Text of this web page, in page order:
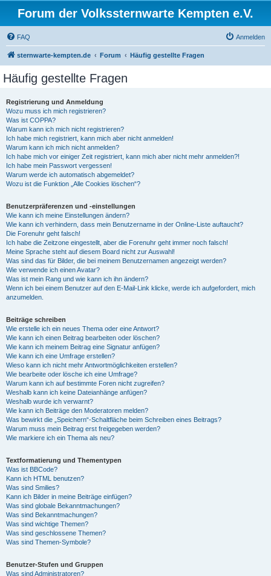
Forum der Volkssternwarte Kempten e.V.
FAQ Anmelden
sternwarte-kempten.de Forum Häufig gestellte Fragen
Häufig gestellte Fragen
Registrierung und Anmeldung
Wozu muss ich mich registrieren?
Was ist COPPA?
Warum kann ich mich nicht registrieren?
Ich habe mich registriert, kann mich aber nicht anmelden!
Warum kann ich mich nicht anmelden?
Ich habe mich vor einiger Zeit registriert, kann mich aber nicht mehr anmelden?!
Ich habe mein Passwort vergessen!
Warum werde ich automatisch abgemeldet?
Wozu ist die Funktion „Alle Cookies löschen“?
Benutzerpräferenzen und -einstellungen
Wie kann ich meine Einstellungen ändern?
Wie kann ich verhindern, dass mein Benutzername in der Online-Liste auftaucht?
Die Forenuhr geht falsch!
Ich habe die Zeitzone eingestellt, aber die Forenuhr geht immer noch falsch!
Meine Sprache steht auf diesem Board nicht zur Auswahl!
Was sind das für Bilder, die bei meinem Benutzernamen angezeigt werden?
Wie verwende ich einen Avatar?
Was ist mein Rang und wie kann ich ihn ändern?
Wenn ich bei einem Benutzer auf den E-Mail-Link klicke, werde ich aufgefordert, mich
anzumelden.
Beiträge schreiben
Wie erstelle ich ein neues Thema oder eine Antwort?
Wie kann ich einen Beitrag bearbeiten oder löschen?
Wie kann ich meinem Beitrag eine Signatur anfügen?
Wie kann ich eine Umfrage erstellen?
Wieso kann ich nicht mehr Antwortmöglichkeiten erstellen?
Wie bearbeite oder lösche ich eine Umfrage?
Warum kann ich auf bestimmte Foren nicht zugreifen?
Weshalb kann ich keine Dateianhänge anfügen?
Weshalb wurde ich verwarnt?
Wie kann ich Beiträge den Moderatoren melden?
Was bewirkt die „Speichern“-Schaltfläche beim Schreiben eines Beitrags?
Warum muss mein Beitrag erst freigegeben werden?
Wie markiere ich ein Thema als neu?
Textformatierung und Thementypen
Was ist BBCode?
Kann ich HTML benutzen?
Was sind Smilies?
Kann ich Bilder in meine Beiträge einfügen?
Was sind globale Bekanntmachungen?
Was sind Bekanntmachungen?
Was sind wichtige Themen?
Was sind geschlossene Themen?
Was sind Themen-Symbole?
Benutzer-Stufen und Gruppen
Was sind Administratoren?